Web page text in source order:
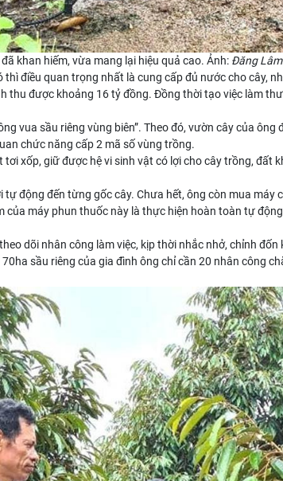
khan hiếm, vừa mang lại hiệu quả cao. Ảnh: Đăng
điều quan trọng nhất là cung cấp đủ nước cho cây,
thu được khoảng 16 tỷ đồng. Đồng thời tạo việc làm
vua sầu riêng vùng biên”. Theo đó, vườn cây của
chức năng cấp 2 mã số vùng trồng.
xốp, giữ được hệ vi sinh vật có lợi cho cây trồng,
động đến từng gốc cây. Chưa hết, ông còn mua
máy phun thuốc này là thực hiện hoàn toàn tự
dõi nhân công làm việc, kịp thời nhắc nhở, chỉnh
sầu riêng của gia đình ông chỉ cần 20 nhân công